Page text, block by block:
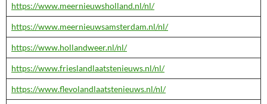
https://www.meernieuwsholland.nl/nl/
https://www.meernieuwsamsterdam.nl/nl/
https://www.hollandweer.nl/nl/
https://www.frieslandlaatstenieuws.nl/nl/
https://www.flevolandlaatstenieuws.nl/nl/